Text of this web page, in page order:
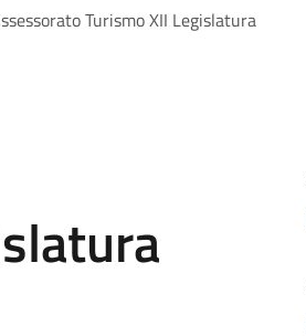
Turismo XII Legislatura